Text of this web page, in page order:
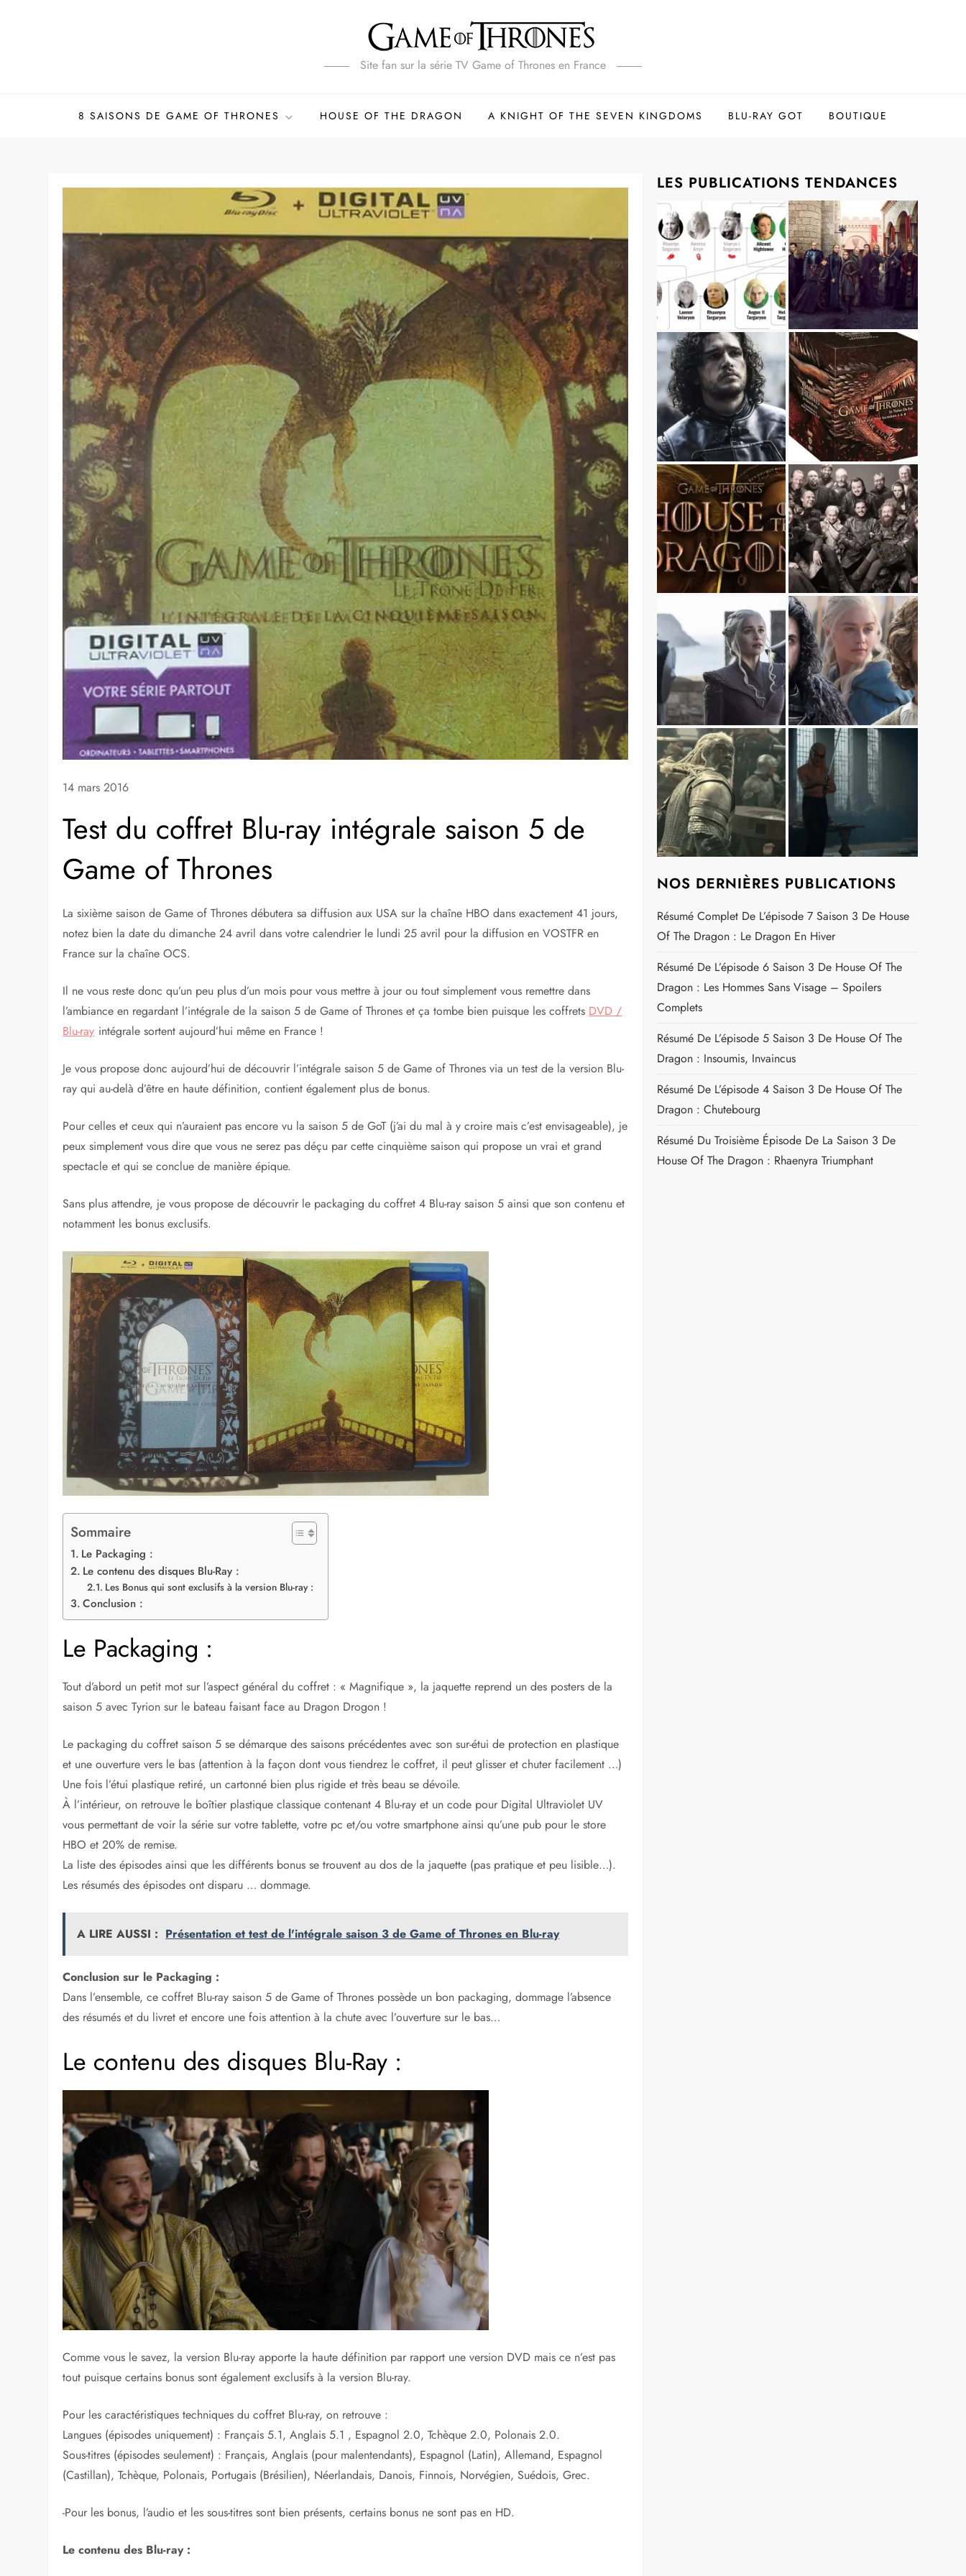
Site fan sur la série TV Game of Thrones en France
8 SAISONS DE GAME OF THRONES HOUSE OF THE DRAGON A KNIGHT OF THE SEVEN KINGDOMS BLU-RAY GOT BOUTIQUE
14 mars 2016
Test du coffret Blu-ray intégrale saison 5 de
Game of Thrones
La sixième saison de Game of Thrones débutera sa diffusion aux USA sur la chaîne HBO dans exactement 41 jours,
notez bien la date du dimanche 24 avril dans votre calendrier le lundi 25 avril pour la diffusion en VOSTFR en
France sur la chaîne OCS.
Il ne vous reste donc qu’un peu plus d’un mois pour vous mettre à jour ou tout simplement vous remettre dans
l’ambiance en regardant l’intégrale de la saison 5 de Game of Thrones et ça tombe bien puisque les coffrets DVD /
Blu-ray intégrale sortent aujourd’hui même en France !
Je vous propose donc aujourd’hui de découvrir l’intégrale saison 5 de Game of Thrones via un test de la version Blu-
ray qui au-delà d’être en haute définition, contient également plus de bonus.
Pour celles et ceux qui n’auraient pas encore vu la saison 5 de GoT (j’ai du mal à y croire mais c’est envisageable), je
peux simplement vous dire que vous ne serez pas déçu par cette cinquième saison qui propose un vrai et grand
spectacle et qui se conclue de manière épique.
Sans plus attendre, je vous propose de découvrir le packaging du coffret 4 Blu-ray saison 5 ainsi que son contenu et
notamment les bonus exclusifs.
Sommaire
Le Packaging :
Le contenu des disques Blu-Ray :
Les Bonus qui sont exclusifs à la version Blu-ray :
Conclusion :
Le Packaging :
Tout d’abord un petit mot sur l’aspect général du coffret : « Magnifique », la jaquette reprend un des posters de la
saison 5 avec Tyrion sur le bateau faisant face au Dragon Drogon !
Le packaging du coffret saison 5 se démarque des saisons précédentes avec son sur-étui de protection en plastique
et une ouverture vers le bas (attention à la façon dont vous tiendrez le coffret, il peut glisser et chuter facilement …)
Une fois l’étui plastique retiré, un cartonné bien plus rigide et très beau se dévoile.
À l’intérieur, on retrouve le boîtier plastique classique contenant 4 Blu-ray et un code pour Digital Ultraviolet UV
vous permettant de voir la série sur votre tablette, votre pc et/ou votre smartphone ainsi qu’une pub pour le store
HBO et 20% de remise.
La liste des épisodes ainsi que les différents bonus se trouvent au dos de la jaquette (pas pratique et peu lisible…).
Les résumés des épisodes ont disparu … dommage.
A LIRE AUSSI : Présentation et test de l'intégrale saison 3 de Game of Thrones en Blu-ray
Conclusion sur le Packaging :
Dans l’ensemble, ce coffret Blu-ray saison 5 de Game of Thrones possède un bon packaging, dommage l’absence
des résumés et du livret et encore une fois attention à la chute avec l’ouverture sur le bas…
Le contenu des disques Blu-Ray :
Comme vous le savez, la version Blu-ray apporte la haute définition par rapport une version DVD mais ce n’est pas
tout puisque certains bonus sont également exclusifs à la version Blu-ray.
Pour les caractéristiques techniques du coffret Blu-ray, on retrouve :
Langues (épisodes uniquement) : Français 5.1, Anglais 5.1 , Espagnol 2.0, Tchèque 2.0, Polonais 2.0.
Sous-titres (épisodes seulement) : Français, Anglais (pour malentendants), Espagnol (Latin), Allemand, Espagnol
(Castillan), Tchèque, Polonais, Portugais (Brésilien), Néerlandais, Danois, Finnois, Norvégien, Suédois, Grec.
-Pour les bonus, l’audio et les sous-titres sont bien présents, certains bonus ne sont pas en HD.
Le contenu des Blu-ray :
LES PUBLICATIONS TENDANCES
NOS DERNIÈRES PUBLICATIONS
Résumé Complet De L’épisode 7 Saison 3 De House
Of The Dragon : Le Dragon En Hiver
Résumé De L’épisode 6 Saison 3 De House Of The
Dragon : Les Hommes Sans Visage – Spoilers
Complets
Résumé De L’épisode 5 Saison 3 De House Of The
Dragon : Insoumis, Invaincus
Résumé De L’épisode 4 Saison 3 De House Of The
Dragon : Chutebourg
Résumé Du Troisième Épisode De La Saison 3 De
House Of The Dragon : Rhaenyra Triumphant